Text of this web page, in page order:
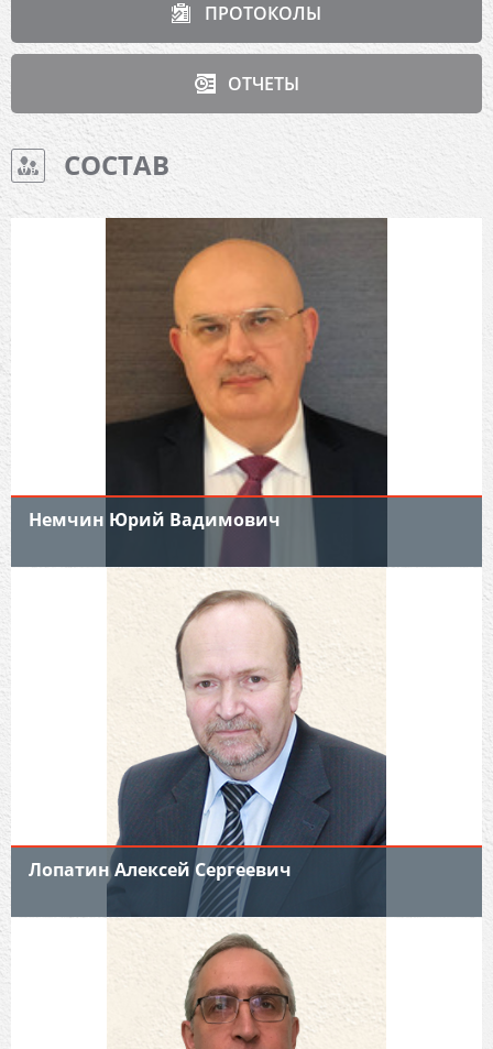
ПРОТОКОЛЫ
ОТЧЕТЫ
СОСТАВ
Немчин Юрий Вадимович
Лопатин Алексей Сергеевич